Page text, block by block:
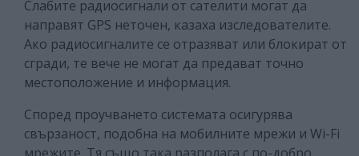
Слабите радиосигнали от сателити могат да
направят GPS неточен, казаха изследователите.
Ако радиосигналите се отразяват или блокират от
сгради, те вече не могат да предават точно
местоположение и информация.
Според проучването системата осигурява
свързаност, подобна на мобилните мрежи и Wi-Fi